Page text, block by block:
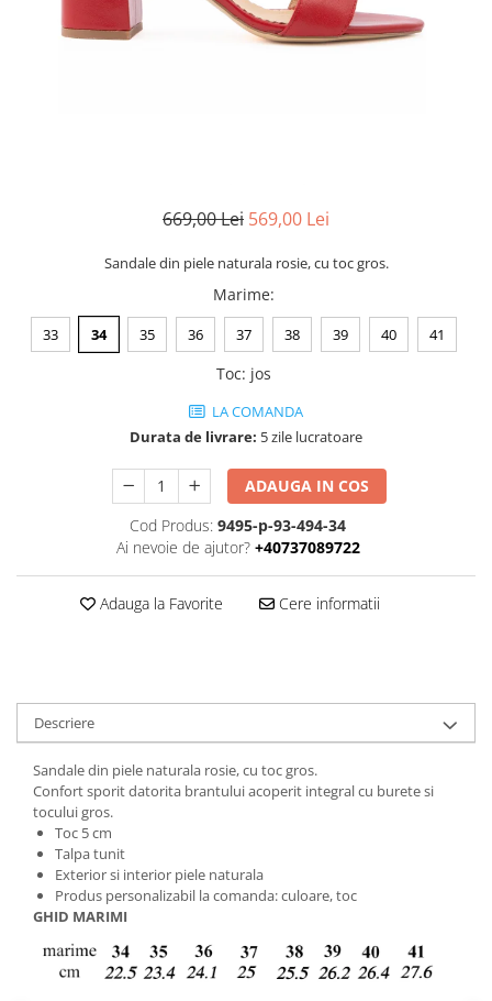
Posete
669,00 Lei 569,00 Lei
Sandale din piele naturala rosie, cu toc gros.
Marime:
33 34 35 36 37 38 39 40 41
Toc: jos
LA COMANDA
Durata de livrare: 5 zile lucratoare
ADAUGA IN COS
Cod Produs: 9495-p-93-494-34
Ai nevoie de ajutor? +40737089722
Adauga la Favorite Cere informatii
Descriere
Sandale din piele naturala rosie, cu toc gros.
Confort sporit datorita brantului acoperit integral cu burete si
tocului gros.
Toc 5 cm
Talpa tunit
Exterior si interior piele naturala
Produs personalizabil la comanda: culoare, toc
GHID MARIMI